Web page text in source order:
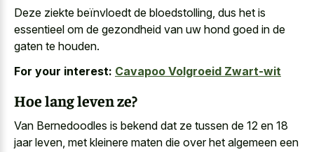
Deze ziekte beïnvloedt de bloedstolling, dus het is
essentieel om de gezondheid van uw hond goed in de
gaten te houden.
For your interest: Cavapoo Volgroeid Zwart-wit
Hoe lang leven ze?
Van Bernedoodles is bekend dat ze tussen de 12 en 18
jaar leven, met kleinere maten die over het algemeen een